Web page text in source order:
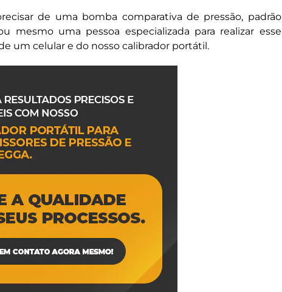
de uma bomba comparativa de pressão, padrão
mesmo uma pessoa especializada para realizar esse
um celular e do nosso calibrador portátil.